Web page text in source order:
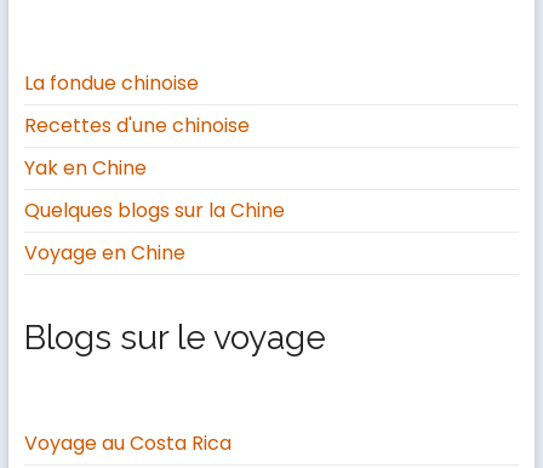
La fondue chinoise
Recettes d'une chinoise
Yak en Chine
Quelques blogs sur la Chine
Voyage en Chine
Blogs sur le voyage
Voyage au Costa Rica